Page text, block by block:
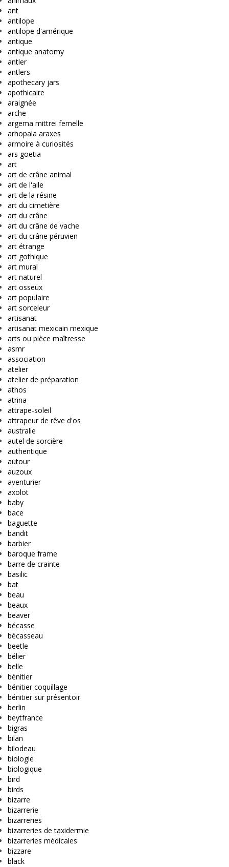
ant
antilope
antilope d'amérique
antique
antique anatomy
antler
antlers
apothecary jars
apothicaire
araignée
arche
argema mittrei femelle
arhopala araxes
armoire à curiosités
ars goetia
art
art de crâne animal
art de l'aile
art de la résine
art du cimetière
art du crâne
art du crâne de vache
art du crâne péruvien
art étrange
art gothique
art mural
art naturel
art osseux
art populaire
art sorceleur
artisanat
artisanat mexicain mexique
arts ou pièce maîtresse
asmr
association
atelier
atelier de préparation
athos
atrina
attrape-soleil
attrapeur de rêve d'os
australie
autel de sorcière
authentique
autour
auzoux
aventurier
axolot
baby
bace
baguette
bandit
barbier
baroque frame
barre de crainte
basilic
bat
beau
beaux
beaver
bécasse
bécasseau
beetle
bélier
belle
bénitier
bénitier coquillage
bénitier sur présentoir
berlin
beytfrance
bigras
bilan
bilodeau
biologie
biologique
bird
birds
bizarre
bizarrerie
bizarreries
bizarreries de taxidermie
bizarreries médicales
bizzare
black